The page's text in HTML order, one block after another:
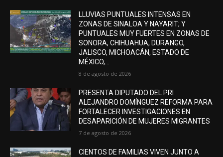
LLUVIAS PUNTUALES INTENSAS EN
ZONAS DE SINALOA Y NAYARIT; Y
PUNTUALES MUY FUERTES EN ZONAS DE
SONORA, CHIHUAHUA, DURANGO,
JALISCO, MICHOACÁN, ESTADO DE
MÉXICO,...
8 de agosto de 2026
PRESENTA DIPUTADO DEL PRI
ALEJANDRO DOMÍNGUEZ REFORMA PARA
FORTALECER INVESTIGACIONES EN
DESAPARICIÓN DE MUJERES MIGRANTES
7 de agosto de 2026
CIENTOS DE FAMILIAS VIVEN JUNTO A